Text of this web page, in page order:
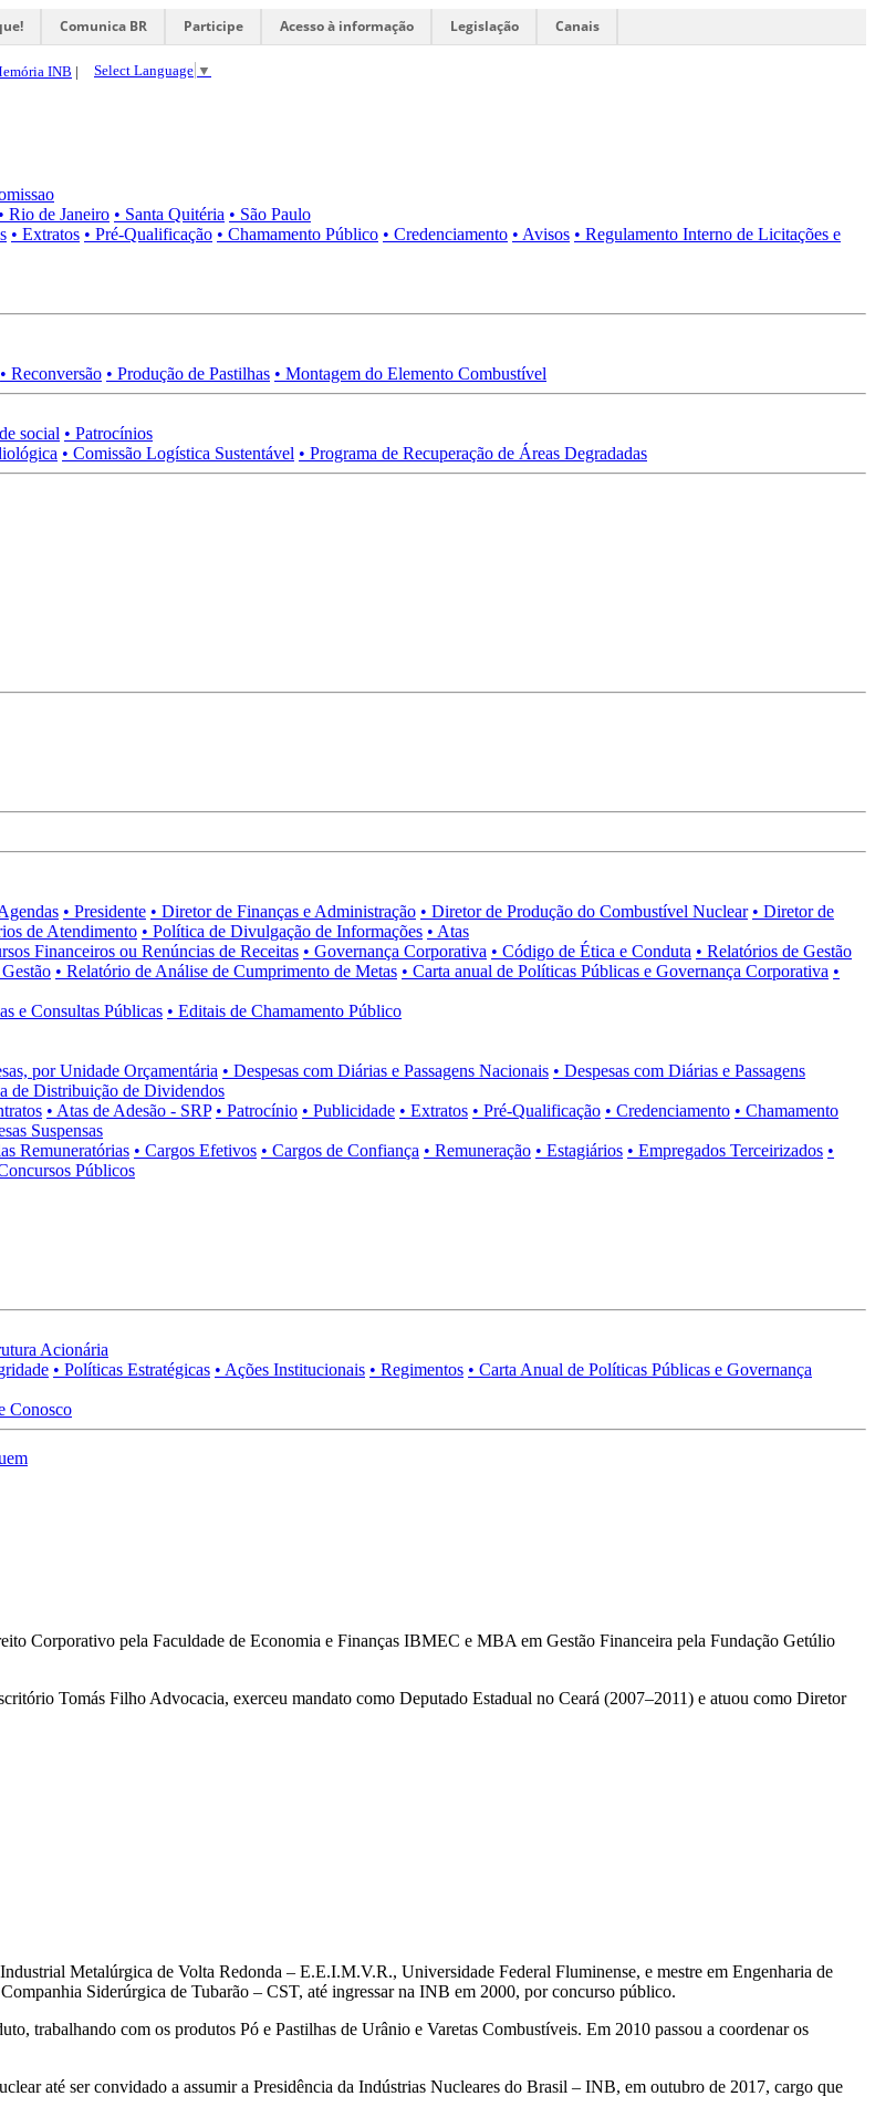
Comunica BR Participe Acesso à informação Legislação Canais
INB | Select Language ▼
• Rio de Janeiro • Santa Quitéria • São Paulo
• Extratos • Pré-Qualificação • Chamamento Público • Credenciamento • Avisos • Regulamento Interno de Licitações e
• Reconversão • Produção de Pastilhas • Montagem do Elemento Combustível
social • Patrocínios
• Comissão Logística Sustentável • Programa de Recuperação de Áreas Degradadas
• Presidente • Diretor de Finanças e Administração • Diretor de Produção do Combustível Nuclear • Diretor de
de Atendimento • Política de Divulgação de Informações • Atas
Financeiros ou Renúncias de Receitas • Governança Corporativa • Código de Ética e Conduta • Relatórios de Gestão
• Relatório de Análise de Cumprimento de Metas • Carta anual de Políticas Públicas e Governança Corporativa •
e Consultas Públicas • Editais de Chamamento Público
por Unidade Orçamentária • Despesas com Diárias e Passagens Nacionais • Despesas com Diárias e Passagens
de Distribuição de Dividendos
• Atas de Adesão - SRP • Patrocínio • Publicidade • Extratos • Pré-Qualificação • Credenciamento • Chamamento
Suspensas
Remuneratórias • Cargos Efetivos • Cargos de Confiança • Remuneração • Estagiários • Empregados Terceirizados •
Públicos
Acionária
• Políticas Estratégicas • Ações Institucionais • Regimentos • Carta Anual de Políticas Públicas e Governança
Conosco
Corporativo pela Faculdade de Economia e Finanças IBMEC e MBA em Gestão Financeira pela Fundação Getúlio
Tomás Filho Advocacia, exerceu mandato como Deputado Estadual no Ceará (2007–2011) e atuou como Diretor
Metalúrgica de Volta Redonda – E.E.I.M.V.R., Universidade Federal Fluminense, e mestre em Engenharia de
Siderúrgica de Tubarão – CST, até ingressar na INB em 2000, por concurso público.
trabalhando com os produtos Pó e Pastilhas de Urânio e Varetas Combustíveis. Em 2010 passou a coordenar os
até ser convidado a assumir a Presidência da Indústrias Nucleares do Brasil – INB, em outubro de 2017, cargo que